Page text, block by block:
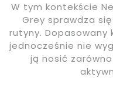
W tym kontekście
Grey sprawdza
rutyny. Dopasowany
jednocześnie nie
ją nosić